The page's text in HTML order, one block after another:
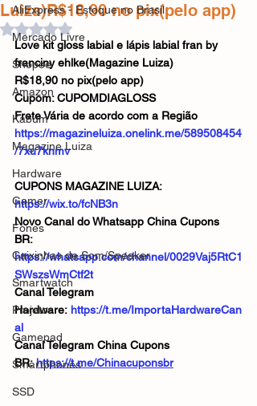
AliExpress - Estoque no Brasil
Mercado Livre
Shopee
Amazon
Kabum
Magazine Luiza
Hardware
Gamer
Fones
Caixinhas de Som/Speaker
Smartwatch
Projetor
Gamepad
Smartphones
SSD
Luiza)R$18,90 no pix(pelo app)
Avaliado com NaN de 5 estrelas.
Love kit gloss labial e lápis labial fran by
franciny ehlke(Magazine Luiza)
R$18,90 no pix(pelo app)
Cupom: CUPOMDIAGLOSS
Frete Vária de acordo com a Região
https://magazineluiza.onelink.me/589508454
/7xu7knmv
CUPONS MAGAZINE LUIZA:
https://wix.to/fcNB3n
Novo Canal do Whatsapp China Cupons
BR:
https://whatsapp.com/channel/0029Vaj5RtC1
SWszsWmCtf2t
Canal Telegram
Hardware: https://t.me/ImportaHardwareCan
al
Canal Telegram China Cupons
BR: https://t.me/Chinacuponsbr